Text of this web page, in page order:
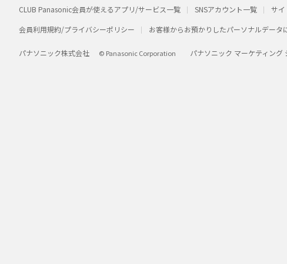
CLUB Panasonic会員が使えるアプリ/サービス一覧 SNSアカウント一覧 サイ
会員利用規約/プライバシーポリシー
お客様からお預かりしたパーソナルデータ
パナソニック株式会社 © Panasonic Corporation パナソニック マーケティング